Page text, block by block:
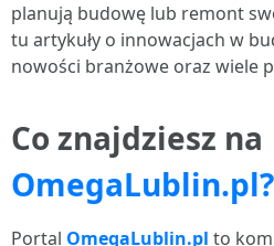
planują budowę lub remont
tu artykuły o innowacjach w
nowości branżowe oraz wiele
Co znajdziesz na
OmegaLublin.pl?
Portal OmegaLublin.pl to